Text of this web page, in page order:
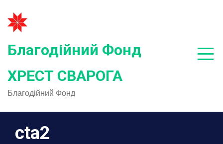
content
Благодійний Фонд
ХРЕСТ СВАРОГА
Благодійний Фонд
cta2